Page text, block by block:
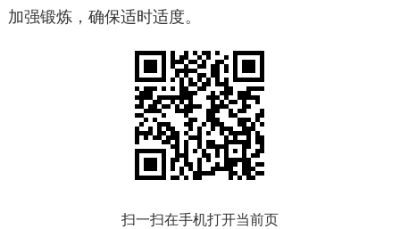
加强锻炼，确保适时适度。
扫一扫在手机打开当前页